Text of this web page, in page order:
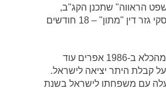
הראווה" שתכנן הקג"ב,
קיבל חולמיאנסקי גזר דין "מתון" – 18 חודשים
אחרי שחרורו מהכלא ב-1986 אפרים עוד
קבלת היתר יציאה לישראל.
עם משפחתו לישראל בשנת